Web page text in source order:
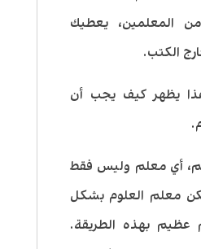
المعلمين، يعطيك
الكتب.
يظهر كيف يجب أن
أي معلم وليس فقط
معلم العلوم بشكل
بهذه الطريقة.